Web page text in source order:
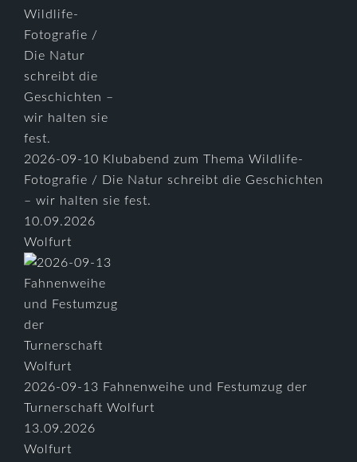
2026-09-10 Klubabend zum Thema Wildlife-
Fotografie / Die Natur schreibt die Geschichten
– wir halten sie fest.
10.09.2026
Wolfurt
2026-09-13 Fahnenweihe und Festumzug der
Turnerschaft Wolfurt
13.09.2026
Wolfurt